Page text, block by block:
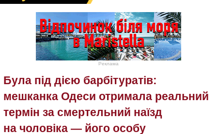
Реклама
Була під дією барбітуратів:
мешканка Одеси отримала реальний
термін за смертельний наїзд
на чоловіка — його особу